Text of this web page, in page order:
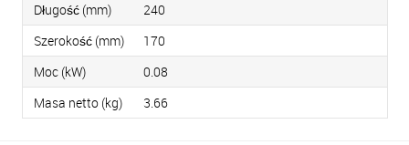
Długość (mm)
240
Szerokość (mm)
170
Moc (kW)
0.08
Masa netto (kg)
3.66